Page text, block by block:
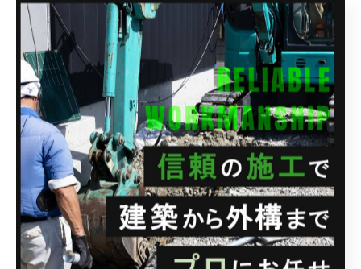
今もなお、現場で献身的に命を守り続けてくれている大
勢の医療従事者の方がいらっしゃるお陰だと。
改めて思い出させてくれた言葉ではないでしょうか。
経済復興が進む中でも、今一度一人一人が念頭において
おかなければいけない予防策。
側に居る人を守るため。
遠くの人を助けるため。
優勝という華々しい場面で、浮かれることなく感謝と敬
意を伝えられた工藤監督に拍手を送りたいと思います。